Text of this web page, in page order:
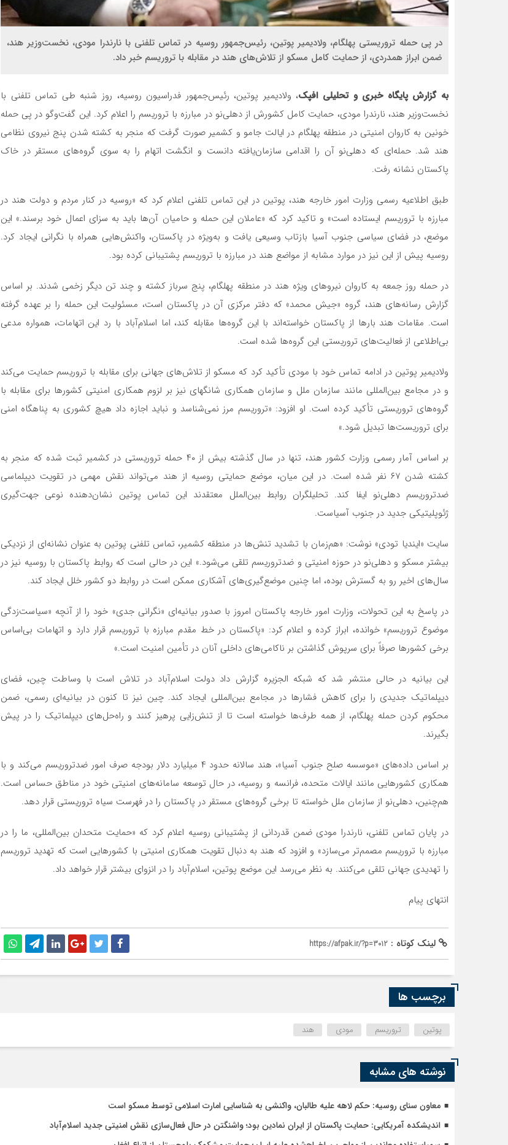
در پی حمله تروریستی پهلگام، ولادیمیر پوتین، رئیس‌جمهور روسیه در تماس تلفنی با نارندرا مودی، نخست‌وزیر هند،
ضمن ابراز همدردی، از حمایت کامل مسکو از تلاش‌های هند در مقابله با تروریسم خبر داد.
به گزارش پایگاه خبری و تحلیلی افپک، ولادیمیر پوتین، رئیس‌جمهور فدراسیون روسیه، روز شنبه طی تماس تلفنی با
نخست‌وزیر هند، نارندرا مودی، حمایت کامل کشورش از دهلی‌نو در مبارزه با تروریسم را اعلام کرد. این گفت‌وگو در پی حمله
خونین به کاروان امنیتی در منطقه پهلگام در ایالت جامو و کشمیر صورت گرفت که منجر به کشته شدن پنج نیروی نظامی
هند شد. حمله‌ای که دهلی‌نو آن را اقدامی سازمان‌یافته دانست و انگشت اتهام را به سوی گروه‌های مستقر در خاک
پاکستان نشانه رفت.
طبق اطلاعیه رسمی وزارت امور خارجه هند، پوتین در این تماس تلفنی اعلام کرد که «روسیه در کنار مردم و دولت هند در
مبارزه با تروریسم ایستاده است» و تاکید کرد که «عاملان این حمله و حامیان آن‌ها باید به سزای اعمال خود برسند.» این
موضع، در فضای سیاسی جنوب آسیا بازتاب وسیعی یافت و به‌ویژه در پاکستان، واکنش‌هایی همراه با نگرانی ایجاد کرد.
روسیه پیش از این نیز در موارد مشابه از مواضع هند در مبارزه با تروریسم پشتیبانی کرده بود.
در حمله روز جمعه به کاروان نیروهای ویژه هند در منطقه پهلگام، پنج سرباز کشته و چند تن دیگر زخمی شدند. بر اساس
گزارش رسانه‌های هند، گروه «جیش محمد» که دفتر مرکزی آن در پاکستان است، مسئولیت این حمله را بر عهده گرفته
است. مقامات هند بارها از پاکستان خواسته‌اند با این گروه‌ها مقابله کند، اما اسلام‌آباد با رد این اتهامات، همواره مدعی
بی‌اطلاعی از فعالیت‌های تروریستی این گروه‌ها شده است.
ولادیمیر پوتین در ادامه تماس خود با مودی تأکید کرد که مسکو از تلاش‌های جهانی برای مقابله با تروریسم حمایت می‌کند
و در مجامع بین‌المللی مانند سازمان ملل و سازمان همکاری شانگهای نیز بر لزوم همکاری امنیتی کشورها برای مقابله با
گروه‌های تروریستی تأکید کرده است. او افزود: «تروریسم مرز نمی‌شناسد و نباید اجازه داد هیچ کشوری به پناهگاه امنی
برای تروریست‌ها تبدیل شود.»
بر اساس آمار رسمی وزارت کشور هند، تنها در سال گذشته بیش از ۴۰ حمله تروریستی در کشمیر ثبت شده که منجر به
کشته شدن ۶۷ نفر شده است. در این میان، موضع حمایتی روسیه از هند می‌تواند نقش مهمی در تقویت دیپلماسی
ضدتروریسم دهلی‌نو ایفا کند. تحلیلگران روابط بین‌الملل معتقدند این تماس پوتین نشان‌دهنده نوعی جهت‌گیری
ژئوپلیتیکی جدید در جنوب آسیاست.
سایت «ایندیا تودی» نوشت: «هم‌زمان با تشدید تنش‌ها در منطقه کشمیر، تماس تلفنی پوتین به عنوان نشانه‌ای از نزدیکی
بیشتر مسکو و دهلی‌نو در حوزه امنیتی و ضدتروریسم تلقی می‌شود.» این در حالی است که روابط پاکستان با روسیه نیز در
سال‌های اخیر رو به گسترش بوده، اما چنین موضع‌گیری‌های آشکاری ممکن است در روابط دو کشور خلل ایجاد کند.
در پاسخ به این تحولات، وزارت امور خارجه پاکستان امروز با صدور بیانیه‌ای «نگرانی جدی» خود را از آنچه «سیاست‌زدگی
موضوع تروریسم» خوانده، ابراز کرده و اعلام کرد: «پاکستان در خط مقدم مبارزه با تروریسم قرار دارد و اتهامات بی‌اساس
برخی کشورها صرفاً برای سرپوش گذاشتن بر ناکامی‌های داخلی آنان در تأمین امنیت است.»
این بیانیه در حالی منتشر شد که شبکه الجزیره گزارش داد دولت اسلام‌آباد در تلاش است با وساطت چین، فضای
دیپلماتیک جدیدی را برای کاهش فشارها در مجامع بین‌المللی ایجاد کند. چین نیز تا کنون در بیانیه‌ای رسمی، ضمن
محکوم کردن حمله پهلگام، از همه طرف‌ها خواسته است تا از تنش‌زایی پرهیز کنند و راه‌حل‌های دیپلماتیک را در پیش
بگیرند.
بر اساس داده‌های «موسسه صلح جنوب آسیا»، هند سالانه حدود ۴ میلیارد دلار بودجه صرف امور ضدتروریسم می‌کند و با
همکاری کشورهایی مانند ایالات متحده، فرانسه و روسیه، در حال توسعه سامانه‌های امنیتی خود در مناطق حساس است.
هم‌چنین، دهلی‌نو از سازمان ملل خواسته تا برخی گروه‌های مستقر در پاکستان را در فهرست سیاه تروریستی قرار دهد.
در پایان تماس تلفنی، نارندرا مودی ضمن قدردانی از پشتیبانی روسیه اعلام کرد که «حمایت متحدان بین‌المللی، ما را در
مبارزه با تروریسم مصمم‌تر می‌سازد» و افزود که هند به دنبال تقویت همکاری امنیتی با کشورهایی است که تهدید تروریسم
را تهدیدی جهانی تلقی می‌کنند. به نظر می‌رسد این موضع پوتین، اسلام‌آباد را در انزوای بیشتر قرار خواهد داد.
انتهای پیام
لینک کوتاه : https://afpak.ir/?p=3012
برچسب ها
پوتین تروریسم مودی هند
نوشته های مشابه
معاون سنای روسیه: حکم لاهه علیه طالبان، واکنشی به شناسایی امارت اسلامی توسط مسکو است
اندیشکده آمریکایی: حمایت پاکستان از ایران نمادین بود؛ واشنگتن در حال فعال‌سازی نقش امنیتی جدید اسلام‌آباد